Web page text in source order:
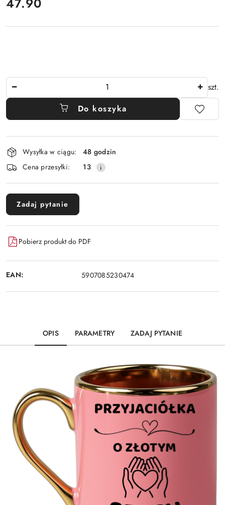
szt.
Do koszyka
Dostępność
i
dostawa
Wysyłka w ciągu:
48 godzin
Cena przesyłki:
13
Zadaj pytanie
Pobierz produkt do PDF
EAN: 5907085230474
OPIS PARAMETRY ZADAJ PYTANIE